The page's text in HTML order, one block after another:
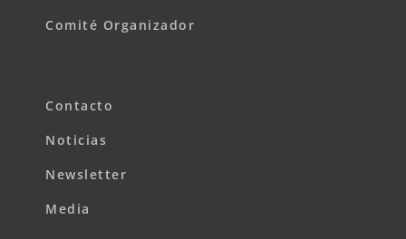
Comité Organizador
Contacto
Noticias
Newsletter
Media